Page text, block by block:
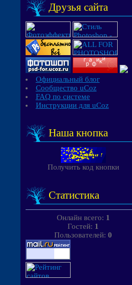
Друзья сайта
Официальный блог
Сообщество uCoz
FAQ по системе
Инструкции для uCoz
Наша кнопка
Получить код кнопки
Статистика
Онлайн всего: 1
Гостей: 1
Пользователей: 0